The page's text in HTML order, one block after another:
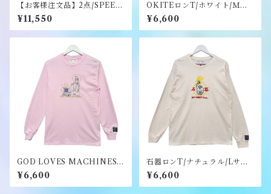
【お客様注文品】2点/SPEED
ロンT &Tシャツ《SAU》
¥11,550
OKITEロンT/ホワイト/Ｍサ
イズ/ノベルティーステッカー
付き《SAU》
¥6,600
GOD LOVES MACHINES
ロンT/ライトピンク/Sサイズ/
ノベルティーステッカー付き
《SAU》
¥6,600
石器ロンT/ナチュラル/Lサイ
ズ/ノベルティーステッカー付
き《SAU》
¥6,600